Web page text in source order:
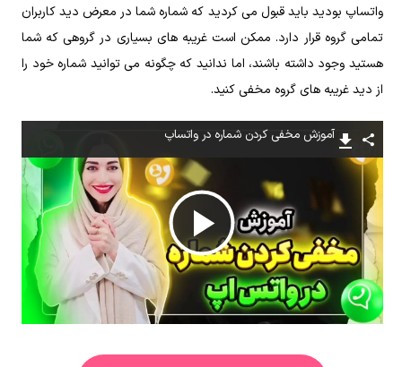
واتساپ بودید باید قبول می ‌کردید که شماره شما در معرض دید کاربران
تمامی گروه قرار دارد. ممکن است غریبه ‌های بسیاری در گروهی که شما
هستید وجود داشته باشند، اما ندانید که چگونه می ‌توانید شماره‌ خود را
از دید غریبه‌ های گروه مخفی کنید.
آموزش مخفی کردن شماره در واتساپ
پخش
ویدیو